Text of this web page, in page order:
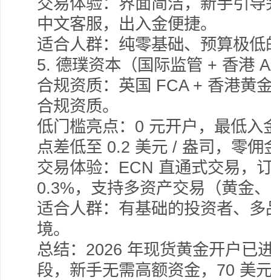
中文客服，出入金便捷。
适合人群：纯零基础、预算极
5. 德璞资本（国际监管 + 香港
合规资质：英国 FCA + 香港黄
合规资质。
低门槛亮点：0 元开户，最低
点差低至 0.2 美元 / 盎司，零佣
交易体验：ECN 直通式交易，
0.3%，支持多资产交易（黄金
适合人群：有基础的投资者、
境。
总结：2026 年现货黄金开户已
段，新手无需高额资金，70 美